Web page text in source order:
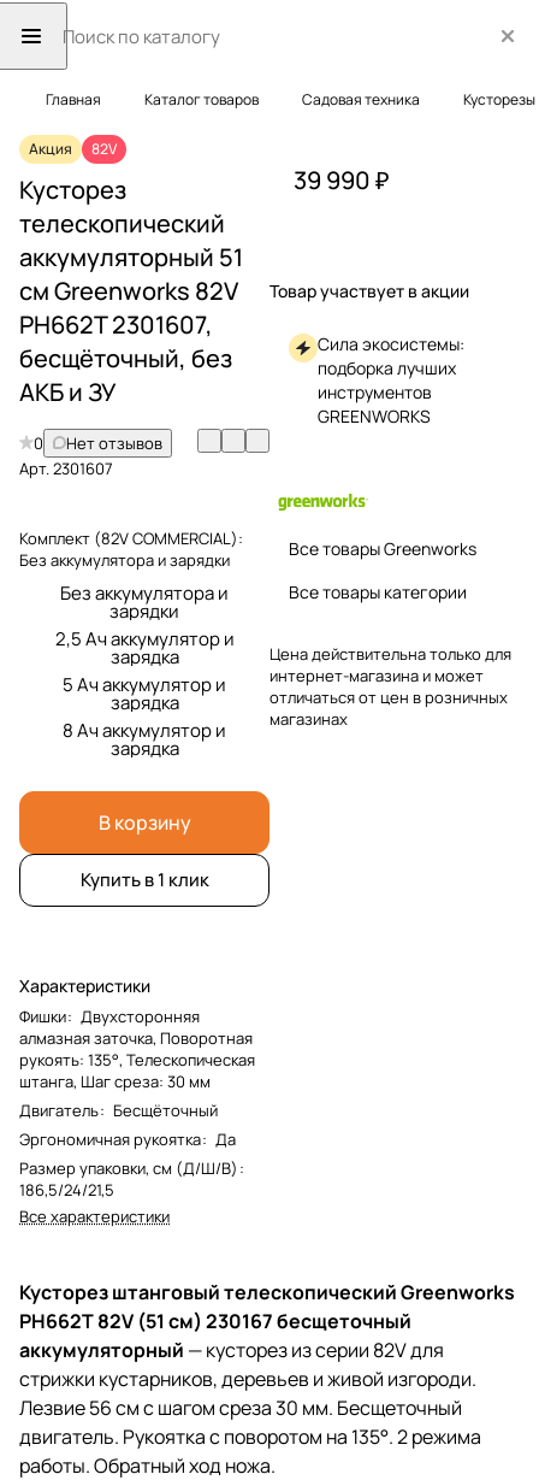
Главная Каталог товаров Садовая техника Кусторезы
Акция 82V
Кусторез
телескопический
аккумуляторный 51
см Greenworks 82V
PH662T 2301607,
бесщёточный, без
АКБ и ЗУ
0
Нет отзывов
Арт.2301607
Комплект (82V COMMERCIAL):
Без аккумулятора и зарядки
Без аккумулятора и
зарядки
2,5 Ач аккумулятор и
зарядка
5 Ач аккумулятор и
зарядка
8 Ач аккумулятор и
зарядка
В корзину
Купить в 1 клик
Характеристики
Фишки: Двухсторонняя
алмазная заточка, Поворотная
рукоять: 135°, Телескопическая
штанга, Шаг среза: 30 мм
Двигатель: Бесщёточный
Эргономичная рукоятка: Да
Размер упаковки, см (Д/Ш/В) :
186,5/24/21,5
Все характеристики
39 990 ₽
Товар участвует в акции
Сила экосистемы:
подборка лучших
инструментов
GREENWORKS
Все товары Greenworks
Все товары категории
Цена действительна только для
интернет-магазина и может
отличаться от цен в розничных
магазинах
Кусторез штанговый телескопический Greenworks
PH662T 82V (51 см) 230167 бесщеточный
аккумуляторный — кусторез из серии 82V для
стрижки кустарников, деревьев и живой изгороди.
Лезвие 56 см с шагом среза 30 мм. Бесщеточный
двигатель. Рукоятка с поворотом на 135°. 2 режима
работы. Обратный ход ножа.